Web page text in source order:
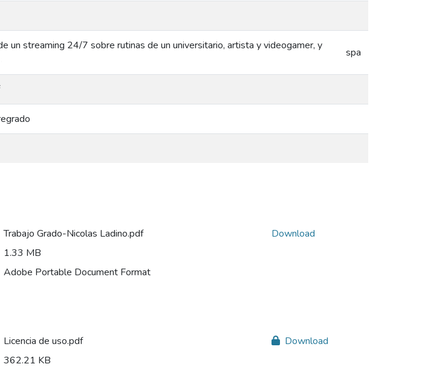
un streaming 24/7 sobre rutinas de un universitario, artista y videogamer, y
spa
Trabajo Grado-Nicolas Ladino.pdf
1.33 MB
Adobe Portable Document Format
Download
Licencia de uso.pdf
362.21 KB
Download